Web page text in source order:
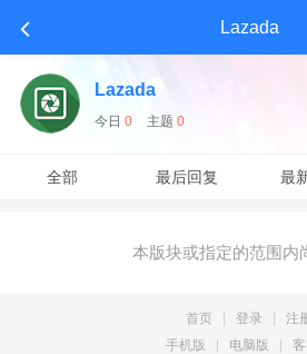
Lazada
Lazada
今日 0 主题 0
全部 最后回复 最
本版块或指定的范围内
首页 登录
注
手机版
电脑版